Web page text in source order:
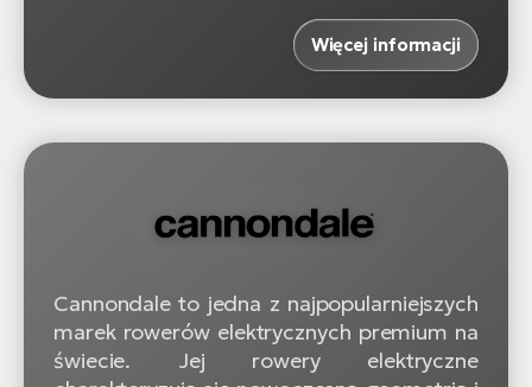
Więcej informacji
Cannondale to jedna z najpopularniejszych
marek rowerów elektrycznych premium na
świecie. Jej rowery elektryczne